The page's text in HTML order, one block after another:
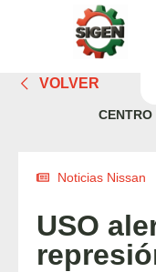
VOLVER
Noticias Nissan
USO